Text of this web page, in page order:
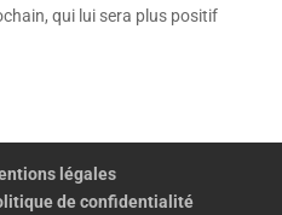
qui lui sera plus positif
légales
de confidentialité